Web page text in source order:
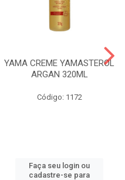
YAMA CREME YAMASTEROL
ARGAN 320ML
Código: 1172
Faça seu login ou
cadastre-se para